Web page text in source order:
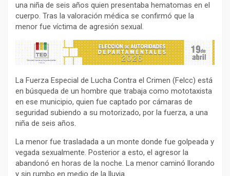
una niña de seis años quien presentaba hematomas en el
cuerpo. Tras la valoración médica se confirmó que la
menor fue víctima de agresión sexual.
La Fuerza Especial de Lucha Contra el Crimen (Felcc) está
en búsqueda de un hombre que trabaja como mototaxista
en ese municipio, quien fue captado por cámaras de
seguridad subiendo a su motorizado, por la fuerza, a una
niña de seis años.
La menor fue trasladada a un monte donde fue golpeada y
vegada sexualmente. Posterior a esto, el agresor la
abandonó en horas de la noche. La menor caminó llorando
y sin rumbo en medio de la lluvia.